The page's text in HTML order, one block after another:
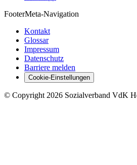
FooterMeta-Navigation
Kontakt
Glossar
Impressum
Datenschutz
Barriere melden
Cookie-Einstellungen
© Copyright 2026 Sozialverband VdK